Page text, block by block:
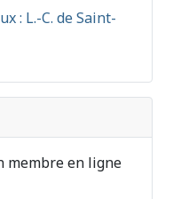
: L.-C. de Saint-
membre en ligne